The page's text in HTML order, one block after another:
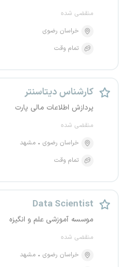
منقضی شده
خراسان رضوی
تمام وقت
کارشناس دیتاسنتر
پردازش اطلاعات مالی پارت
منقضی شده
خراسان رضوی
مشهد
تمام وقت
Data Scientist
موسسه‌ آموزشی علم و انگیزه
منقضی شده
خراسان رضوی
مشهد